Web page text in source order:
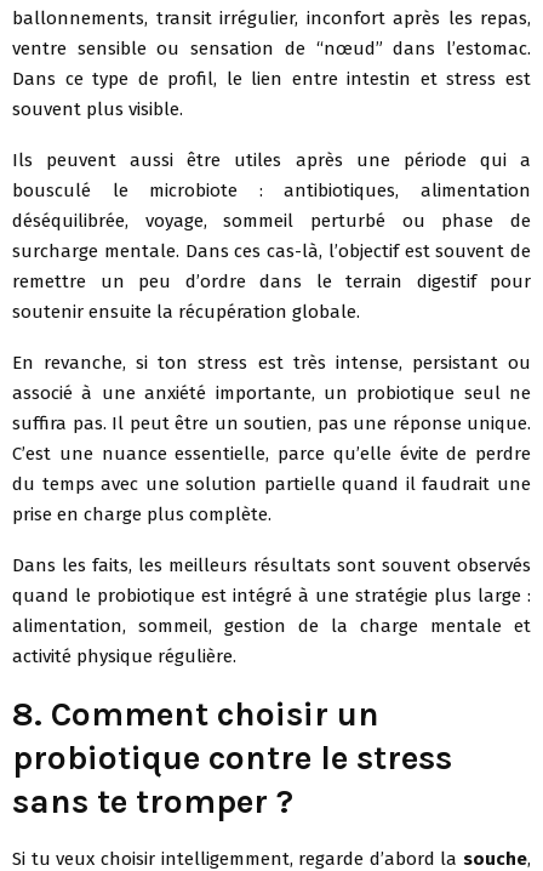
ballonnements, transit irrégulier, inconfort après les repas,
ventre sensible ou sensation de “nœud” dans l’estomac.
Dans ce type de profil, le lien entre intestin et stress est
souvent plus visible.
Ils peuvent aussi être utiles après une période qui a
bousculé le microbiote : antibiotiques, alimentation
déséquilibrée, voyage, sommeil perturbé ou phase de
surcharge mentale. Dans ces cas-là, l’objectif est souvent de
remettre un peu d’ordre dans le terrain digestif pour
soutenir ensuite la récupération globale.
En revanche, si ton stress est très intense, persistant ou
associé à une anxiété importante, un probiotique seul ne
suffira pas. Il peut être un soutien, pas une réponse unique.
C’est une nuance essentielle, parce qu’elle évite de perdre
du temps avec une solution partielle quand il faudrait une
prise en charge plus complète.
Dans les faits, les meilleurs résultats sont souvent observés
quand le probiotique est intégré à une stratégie plus large :
alimentation, sommeil, gestion de la charge mentale et
activité physique régulière.
8. Comment choisir un
probiotique contre le stress
sans te tromper ?
Si tu veux choisir intelligemment, regarde d’abord la souche,